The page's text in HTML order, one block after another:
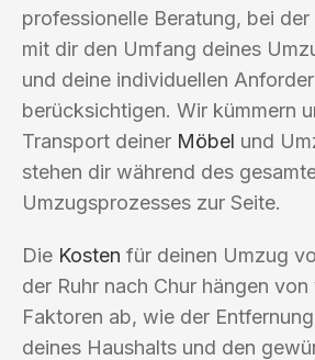
professionelle Beratung, bei
mit dir den Umfang deines
und deine individuellen
berücksichtigen. Wir kümmern
Transport deiner Möbel und
stehen dir während des
Umzugsprozesses zur Seite.
Die Kosten für deinen Umzug
der Ruhr nach Chur hängen
Faktoren ab, wie der
deines Haushalts und den